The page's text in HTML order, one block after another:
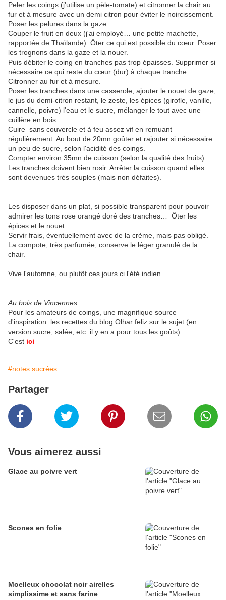
Peler les coings (j'utilise un pèle-tomate) et citronner la chair au
fur et à mesure avec un demi citron pour éviter le noircissement.
Poser les pelures dans la gaze.
Couper le fruit en deux (j'ai employé… une petite machette,
rapportée de Thaïlande). Ôter ce qui est possible du cœur. Poser
les trognons dans la gaze et la nouer.
Puis débiter le coing en tranches pas trop épaisses. Supprimer si
nécessaire ce qui reste du cœur (dur) à chaque tranche.
Citronner au fur et à mesure.
Poser les tranches dans une casserole, ajouter le nouet de gaze,
le jus du demi-citron restant, le zeste, les épices (girofle, vanille,
cannelle, poivre) l'eau et le sucre, mélanger le tout avec une
cuillère en bois.
Cuire sans couvercle et à feu assez vif en remuant
régulièrement. Au bout de 20mn goûter et rajouter si nécessaire
un peu de sucre, selon l'acidité des coings.
Compter environ 35mn de cuisson (selon la qualité des fruits).
Les tranches doivent bien rosir. Arrêter la cuisson quand elles
sont devenues très souples (mais non défaites).
Les disposer dans un plat, si possible transparent pour pouvoir
admirer les tons rose orangé doré des tranches… Ôter les
épices et le nouet.
Servir frais, éventuellement avec de la crème, mais pas obligé.
La compote, très parfumée, conserve le léger granulé de la
chair.
Vive l'automne, ou plutôt ces jours ci l'été indien…
Au bois de Vincennes
Pour les amateurs de coings, une magnifique source
d'inspiration: les recettes du blog Olhar feliz sur le sujet (en
version sucre, salée, etc. il y en a pour tous les goûts) :
C'est ici
#notes sucrées
Partager
Vous aimerez aussi
Glace au poivre vert
Scones en folie
Moelleux chocolat noir airelles
simplissime et sans farine